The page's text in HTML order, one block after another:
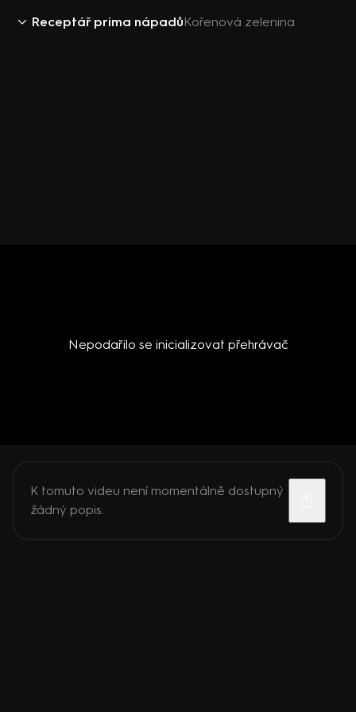
Receptář prima nápadůKořenová zelenina
Nepodařilo se inicializovat přehrávač
K tomuto videu není momentálně dostupný
žádný popis.